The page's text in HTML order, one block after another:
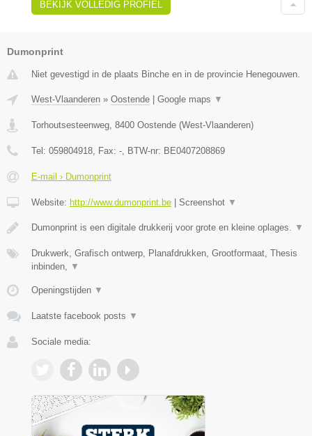
BEKIJK VOLLEDIG PROFIEL
Dumonprint
Niet gevestigd in de plaats Binche en in de provincie Henegouwen.
West-Vlaanderen » Oostende Google maps ▼
Torhoutsesteenweg 8400 Oostende (West-Vlaanderen)
Tel: 059804918 , Fax: - , BTW-nr: BE0407208869
E-mail › Dumonprint
Website: http://www.dumonprint.be Screenshot ▼
Dumonprint is een digitale drukkerij voor grote en kleine oplages. ▼
Drukwerk, Grafisch ontwerp, Planafdrukken, Grootformaat, Thesis
inbinden,
▼
Openingstijden ▼
Laatste facebook posts ▼
Sociale media: